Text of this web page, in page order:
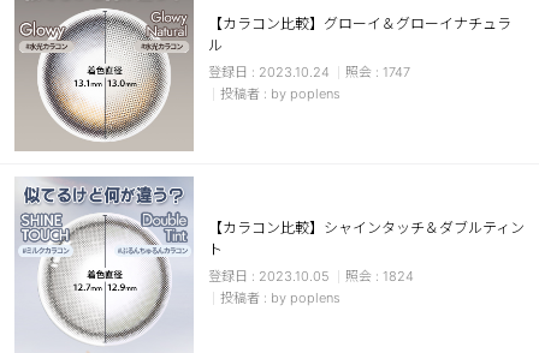
【カラコン比較】グローイ＆グローイナチュラ
ル
2023.10.24
1747
by poplens
【カラコン比較】シャインタッチ＆ダブルティン
ト
2023.10.05
1824
by poplens